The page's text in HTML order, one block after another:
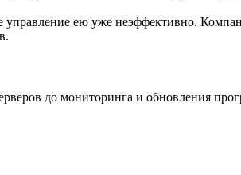
ею уже неэффективно.
до мониторинга и обновления